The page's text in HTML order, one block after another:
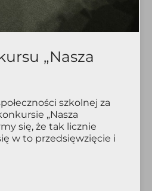
„Nasza
szkolnej za
„Nasza
się, że tak licznie
w to przedsięwzięcie i